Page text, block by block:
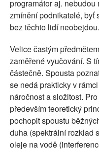
programátor aj.
zmínění podnikatelé, byť
bez těchto lidí neobejdou.
Velice častým
zaměřené vyučování. S
částečně. Spousta
se nedá prakticky v
náročnost a složitost.
především teoretický
pochopit spoustu
duha (spektrální rozklad
oleje na vodě